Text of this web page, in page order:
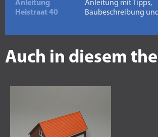
Anleitung
Heistraat 40
Anleitung mit Tipps,
Baubeschreibung
Auch in diesem